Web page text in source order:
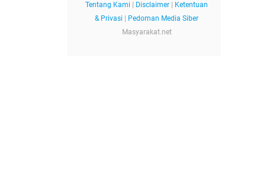
Tentang Kami Disclaimer
Ketentuan
& Privasi
Pedoman Media Siber
Masyarakat.net